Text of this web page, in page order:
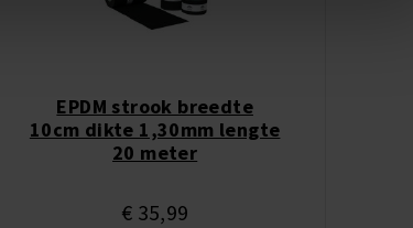
EPDM strook breedte
10cm dikte 1,30mm lengte
20 meter
€ 35,99